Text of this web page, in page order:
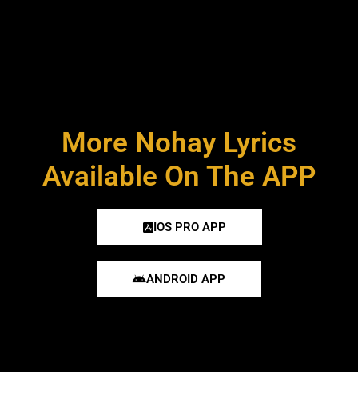
More Nohay Lyrics
Available On The APP
IOS PRO APP
ANDROID APP